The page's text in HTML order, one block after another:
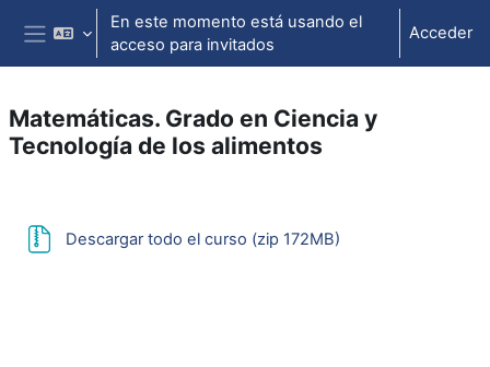
Salta al contenido principal
Panel lateral
En este momento está usando el
acceso para invitados
Acceder
Matemáticas. Grado en Ciencia y
Tecnología de los alimentos
Descargar todo el curso (zip 172MB)